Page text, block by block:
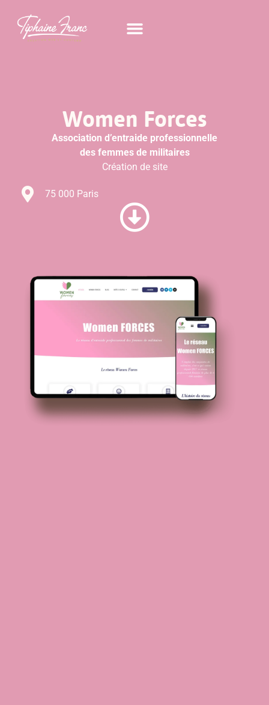
Women Forces
Association d’entraide professionnelle
des femmes de militaires
Création de site
75 000 Paris